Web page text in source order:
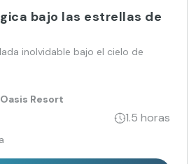
bajo las estrellas de
inolvidable bajo el cielo de
Resort
1.5 horas